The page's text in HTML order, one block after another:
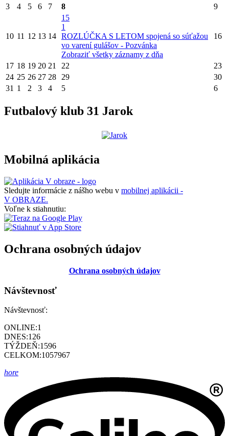
3 4 5 6 7 8 9
10 11 12 13 14
15
1
ROZLÚČKA S LETOM spojená so súťažou
vo varení gulášov - Pozvánka
Zobraziť všetky záznamy z dňa
16
17 18 19 20 21 22
23
24 25 26 27 28 29
30
31 1 2 3 4 5 6
Futbalový klub 31 Jarok
Mobilná aplikácia
Sledujte informácie z nášho webu v mobilnej aplikácii -
V OBRAZE.
Voľne k stiahnutiu:
Ochrana osobných údajov
Ochrana osobných údajov
Návštevnosť
Návštevnosť:
ONLINE:1
DNES:126
TÝŽDEŇ:1596
CELKOM:1057967
hore